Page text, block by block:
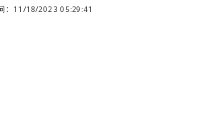
：11/18/2023 05:29:41